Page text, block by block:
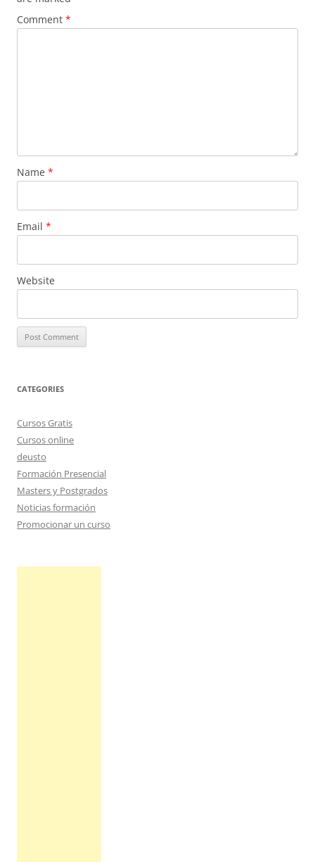
Comment *
Name *
Email *
Website
CATEGORIES
Cursos Gratis
Cursos online
deusto
Formación Presencial
Masters y Postgrados
Noticias formación
Promocionar un curso